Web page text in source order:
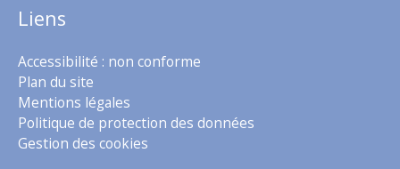
Liens
Accessibilité : non conforme
Plan du site
Mentions légales
Politique de protection des données
Gestion des cookies